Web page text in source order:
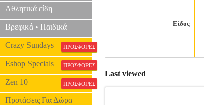
Αθλητικά είδη
Βρεφικά • Παιδικά
Crazy Sundays ΠΡΟΣΦΟΡΕΣ
Eshop Specials ΠΡΟΣΦΟΡΕΣ
Zen 10 ΠΡΟΣΦΟΡΕΣ
Προτάσεις Για Δώρα
Είδος
Last viewed